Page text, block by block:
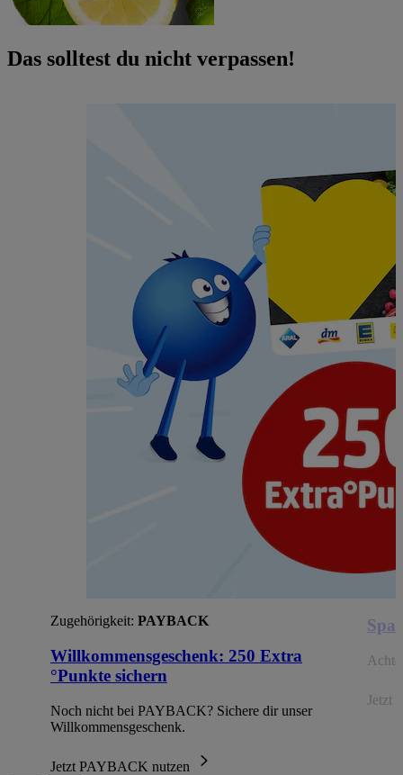
Das solltest du nicht verpassen!
Zugehörigkeit: PAYBACK
Willkommensgeschenk: 250 Extra
°Punkte sichern
Noch nicht bei PAYBACK? Sichere dir unser
Willkommensgeschenk.
Jetzt PAYBACK nutzen
Jetzt